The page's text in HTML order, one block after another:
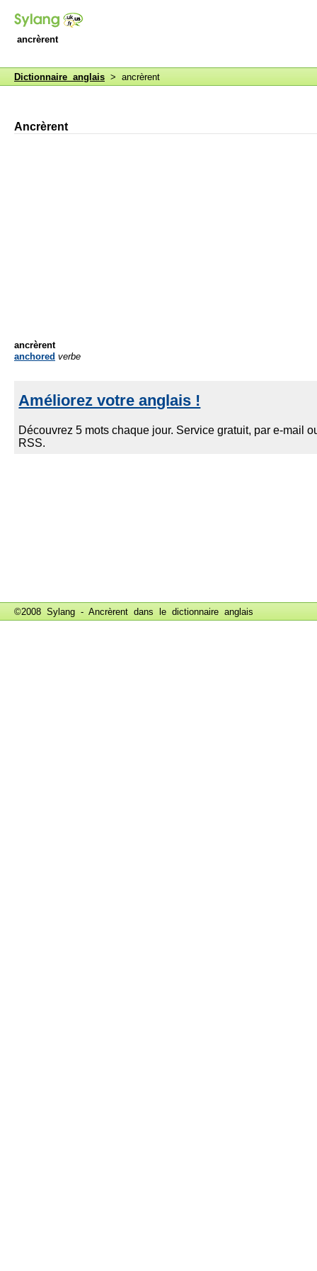
ancrèrent
Dictionnaire anglais > ancrèrent
Ancrèrent
ancrèrent
anchored verbe
©2008 Sylang - Ancrèrent dans le dictionnaire anglais